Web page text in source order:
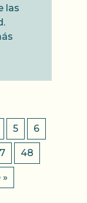
las
5 6
48